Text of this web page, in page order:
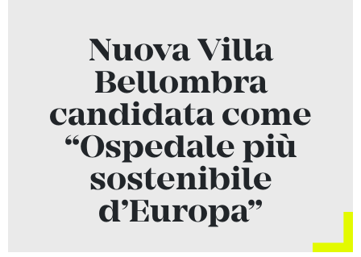
Nuova Villa
Bellombra
candidata come
“Ospedale più
sostenibile
d’Europa”